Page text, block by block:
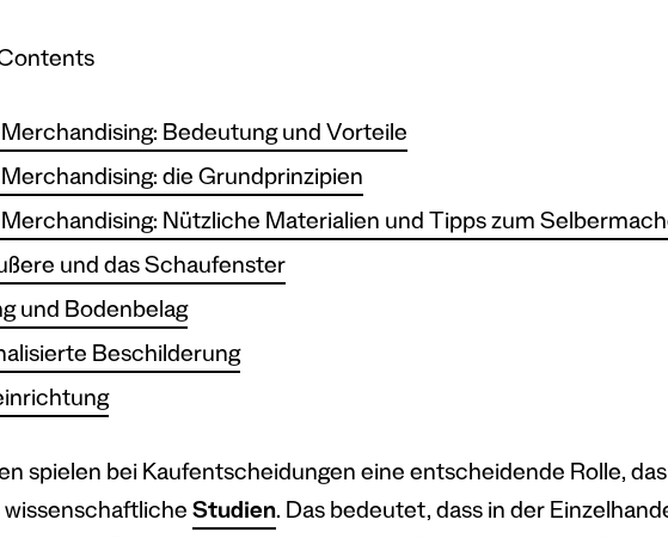
Bedeutung und Vorteile
die Grundprinzipien
Nützliche Materialien und Tipps zum
und das Schaufenster
und Bodenbelag
Beschilderung
spielen bei Kaufentscheidungen eine entscheidende Rolle,
Studien. Das bedeutet, dass in der